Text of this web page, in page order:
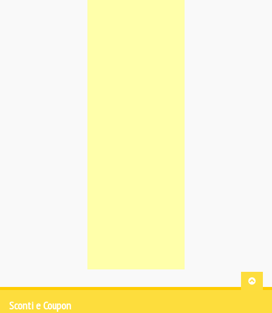
Sconti e Coupon